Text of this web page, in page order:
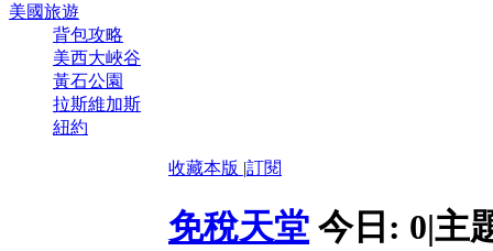
美國旅遊
背包攻略
美西大峽谷
黃石公園
拉斯維加斯
紐約
收藏本版 |訂閱
免稅天堂 今日: 0|主